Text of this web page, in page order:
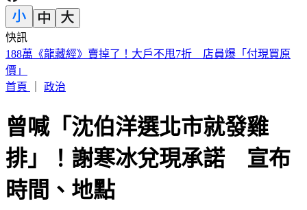
快訊
遠見天下創辦人高希均90歲辭世！「長壽5秘訣」曝 醫生也
認同
首頁
政治
曾喊「沈伯洋選北市就發雞
排」！謝寒冰兌現承諾 宣布
時間、地點